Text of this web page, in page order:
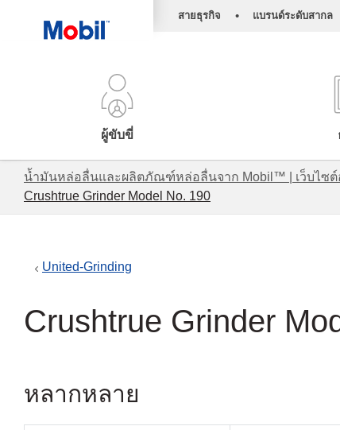
สายธุรกิจ • แบรนด์ระดับสากล
ผู้ขับขี่
น้ำมันหล่อลื่นและผลิตภัณฑ์หล่อลื่นจาก Mobil™ | เว็บไซต์
Crushtrue Grinder Model No. 190
United-Grinding
Crushtrue Grinder
หลากหลาย